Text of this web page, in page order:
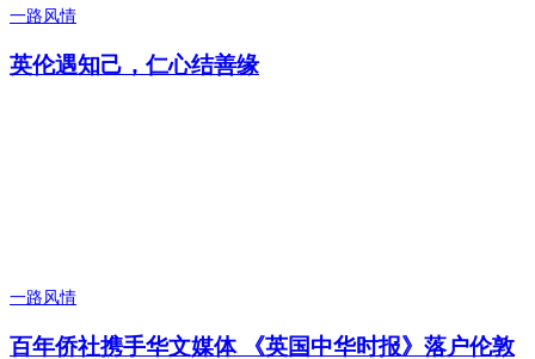
一路风情
英伦遇知己，仁心结善缘
一路风情
百年侨社携手华文媒体 《英国中华时报》落户伦敦